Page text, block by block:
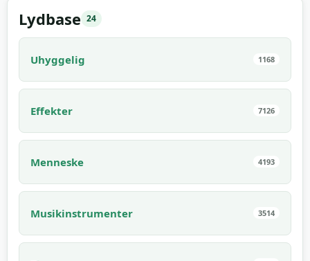
Lydbase 24
Uhyggelig 1168
Effekter 7126
Menneske 4193
Musikinstrumenter 3514